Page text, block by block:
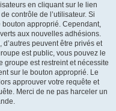
en cliquant sur le lien
contrôle de l’utilisateur. Si
approprié. Cependant,
aux nouvelles adhésions.
peuvent être privés et
est public, vous pouvez le
groupe est restreint et nécessite
sur le bouton approprié. Le
approuver votre requête et
Merci de ne pas harceler un